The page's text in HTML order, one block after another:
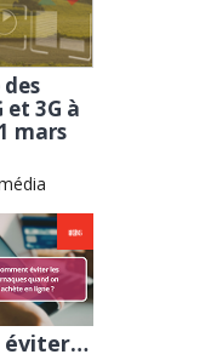
et 3G à
mars
Comment éviter les arnaques en ligne avec Familles de France